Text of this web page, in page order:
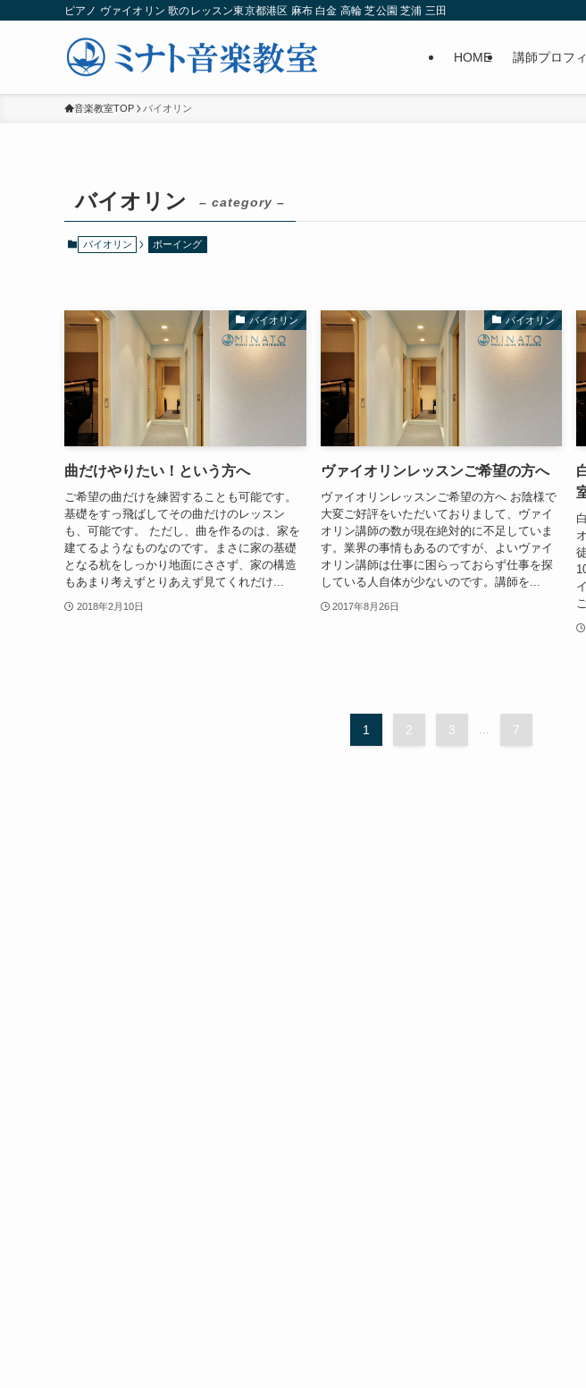
ピアノ ヴァイオリン 歌のレッスン東京都港区 麻布 白金 高輪 芝公園 芝浦 三田
HOME 講師プロフ
音楽教室TOP バイオリン
バイオリン – category –
バイオリン ボーイング
バイオリン
曲だけやりたい！という方へ
ご希望の曲だけを練習することも可能です。
基礎をすっ飛ばしてその曲だけのレッスン
も、可能です。 ただし、曲を作るのは、家を
建てるようなものなのです。まさに家の基礎
となる杭をしっかり地面にささず、家の構造
もあまり考えずとりあえず見てくれだけ...
2018年2月10日
バイオリン
ヴァイオリンレッスンご希望の方へ
ヴァイオリンレッスンご希望の方へ お陰様で
大変ご好評をいただいておりまして、ヴァイ
オリン講師の数が現在絶対的に不足していま
す。業界の事情もあるのですが、よいヴァイ
オリン講師は仕事に困らっておらず仕事を探
している人自体が少ないのです。講師を...
2017年8月26日
1 2 3 7